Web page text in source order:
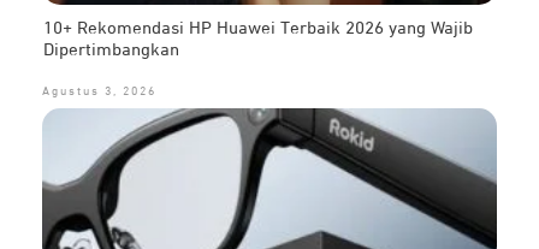
10+ Rekomendasi HP Huawei Terbaik 2026 yang Wajib
Dipertimbangkan
Agustus 3, 2026